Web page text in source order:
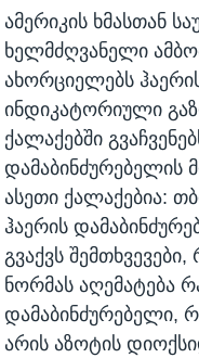
ამერიკის ხმასთან
ხელმძღვანელი
ახორციელებს
ინდიკატორიული
ქალაქებში
დამაბინძურებელის
ასეთი ქალაქებია:
ჰაერის
გვაქვს
ნორმას აღემატება
დამაბინძურებელი,
არის აზოტის